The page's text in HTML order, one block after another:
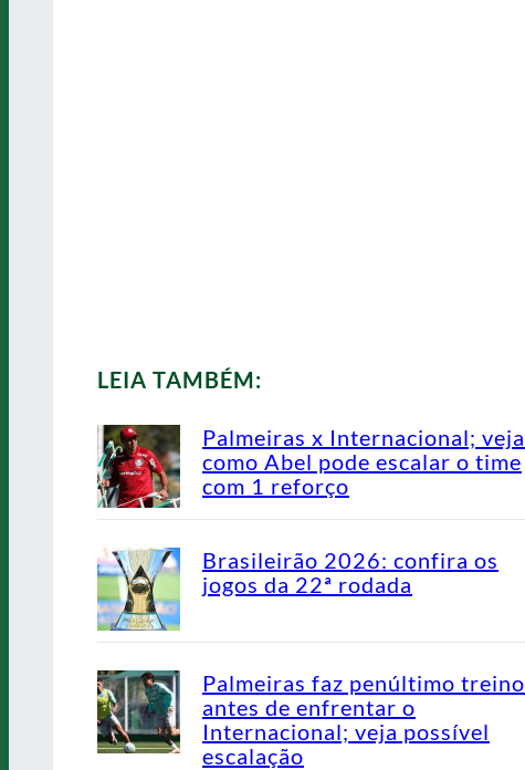
LEIA TAMBÉM:
Palmeiras x Internacional; veja
como Abel pode escalar o time
com 1 reforço
Brasileirão 2026: confira os
jogos da 22ª rodada
Palmeiras faz penúltimo treino
antes de enfrentar o
Internacional; veja possível
escalação